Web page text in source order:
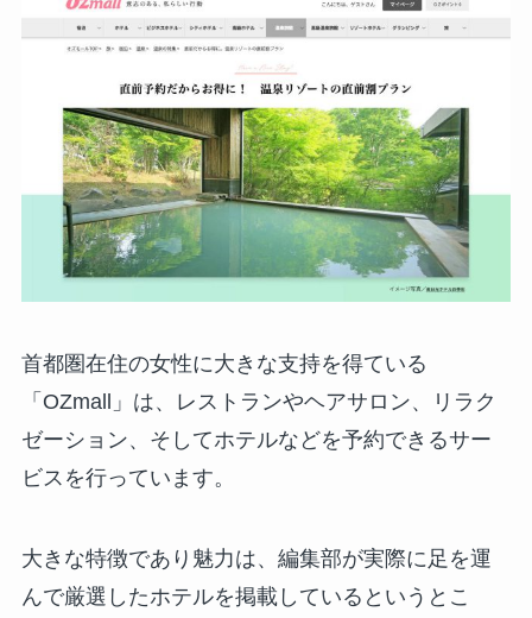
首都圏在住の女性に大きな支持を得ている
「OZmall」は、レストランやヘアサロン、リラク
ゼーション、そしてホテルなどを予約できるサー
ビスを行っています。
大きな特徴であり魅力は、編集部が実際に足を運
んで厳選したホテルを掲載しているというとこ